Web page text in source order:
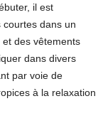
il est
dans un
des vêtements
dans divers
par voie de
à la relaxation